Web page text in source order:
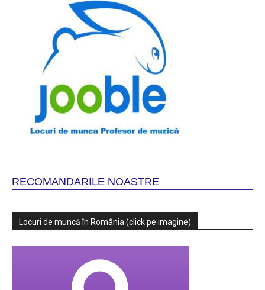
RECOMANDARILE NOASTRE
Locuri de muncă în România (click pe imagine)